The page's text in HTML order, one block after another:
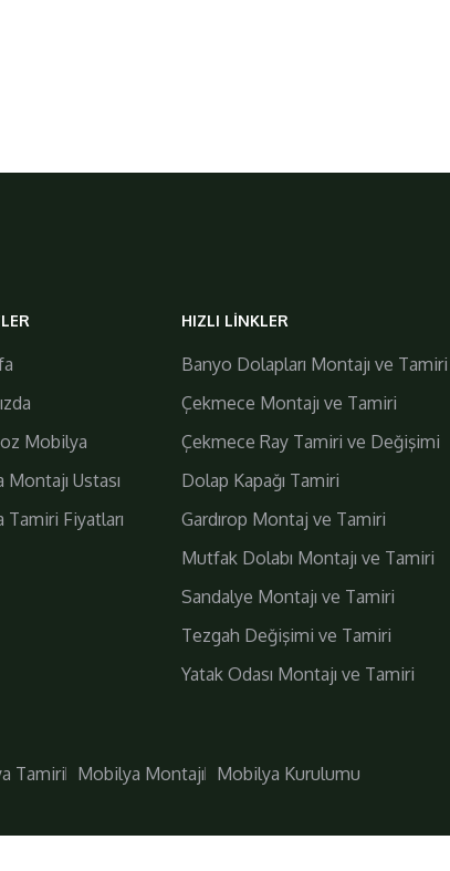
https://www.galiplermobilya.com.tr/
Daha Fazla Bizi Takip Edin!
Mobilya
Ustası
Tamiri Fiyatları
HIZLI LINKLER
Banyo Dolapları Montajı ve Tamiri
Çekmece Montajı ve Tamiri
Çekmece Ray Tamiri ve Değişimi
Dolap Kapağı Tamiri
Gardırop Montaj ve Tamiri
Mutfak Dolabı Montajı ve Tamiri
Sandalye Montajı ve Tamiri
Tezgah Değişimi ve Tamiri
Yatak Odası Montajı ve Tamiri
Tamiri Mobilya Montajı Mobilya Kurulumu